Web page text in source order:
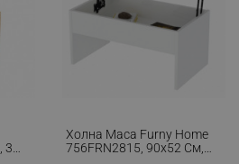
3
Холна Маса Furny Home
756FRN2815, 90x52 См,